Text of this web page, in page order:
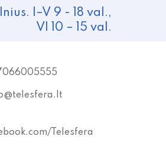
I–V 9 - 18 val.,
VI 10 – 15 val.
Telesfera